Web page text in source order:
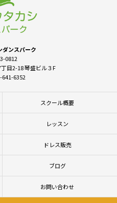
ダンスパーク
0812
目2-18 琴盛ビル３F
641-6352
スクール概要
レッスン
ドレス販売
ブログ
お問い合わせ